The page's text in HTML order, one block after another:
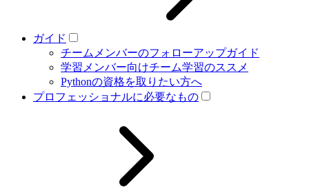
ガイド
チームメンバーのフォローアップガイド
学習メンバー向けチーム学習のススメ
Pythonの資格を取りたい方へ
プロフェッショナルに必要なもの